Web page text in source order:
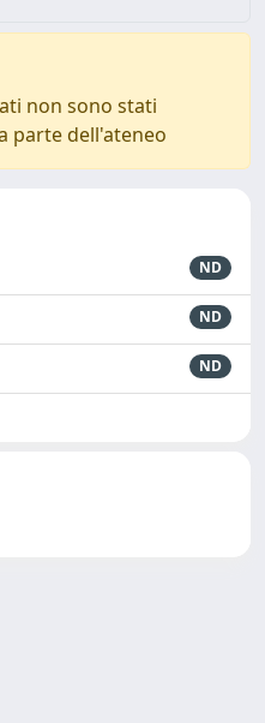
non sono stati
parte dell'ateneo
ND
ND
ND